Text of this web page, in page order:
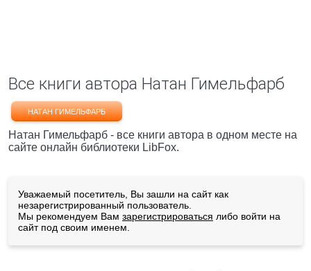
Все книги автора Натан Гимельфарб
НАТАН ГИМЕЛЬФАРБ
Натан Гимельфарб - все книги автора в одном месте на
сайте онлайн библиотеки LibFox.
Уважаемый посетитель, Вы зашли на сайт как
незарегистрированный пользователь.
Мы рекомендуем Вам зарегистрироваться либо войти на
сайт под своим именем.